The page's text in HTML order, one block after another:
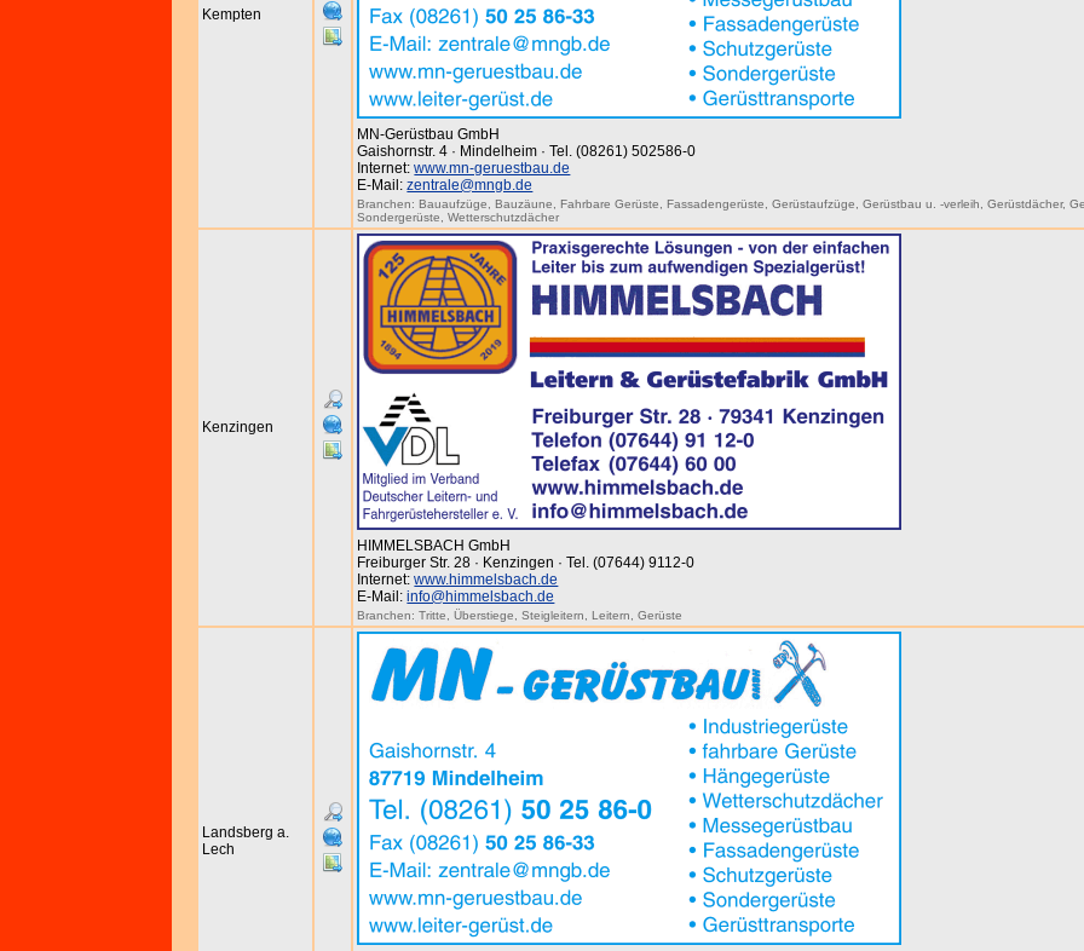
Kempten
MN-Gerüstbau GmbH
Gaishornstr. 4 · Mindelheim · Tel. (08261) 502586-0
Internet:www.mn-geruestbau.de
E-Mail:zentrale@mngb.de
Branchen:Bauaufzüge ,Bauzäune ,Fahrbare Gerüste ,Fassadengerüste ,Gerüstaufzüge ,Gerüstbau u. -verleih ,Gerüstdächer,
Sondergerüste
,Wetterschutzdächer
Kenzingen
HIMMELSBACH GmbH
Freiburger Str. 28 · Kenzingen · Tel. (07644) 9112-0
Internet:www.himmelsbach.de
E-Mail:info@himmelsbach.de
Branchen:Tritte ,Überstiege ,Steigleitern ,Leitern ,Gerüste
Landsberg a.
Lech